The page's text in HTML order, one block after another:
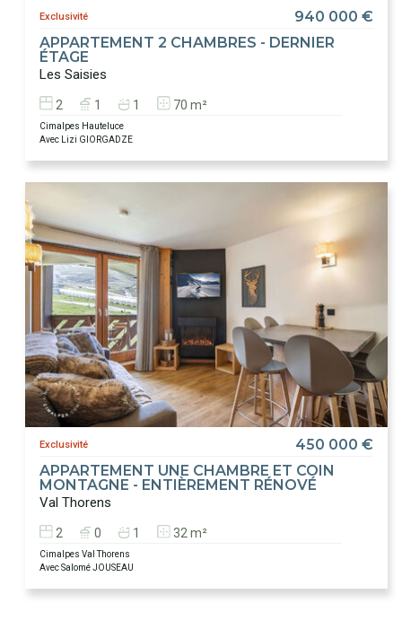
Exclusivité
940 000 €
APPARTEMENT 2 CHAMBRES - DERNIER
ÉTAGE
Les Saisies
2 1 1 70 m²
Cimalpes Hauteluce
Avec Lizi GIORGADZE
Exclusivité
450 000 €
APPARTEMENT UNE CHAMBRE ET COIN
MONTAGNE - ENTIÈREMENT RÉNOVÉ
Val Thorens
2 0 1 32 m²
Cimalpes Val Thorens
Avec Salomé JOUSEAU